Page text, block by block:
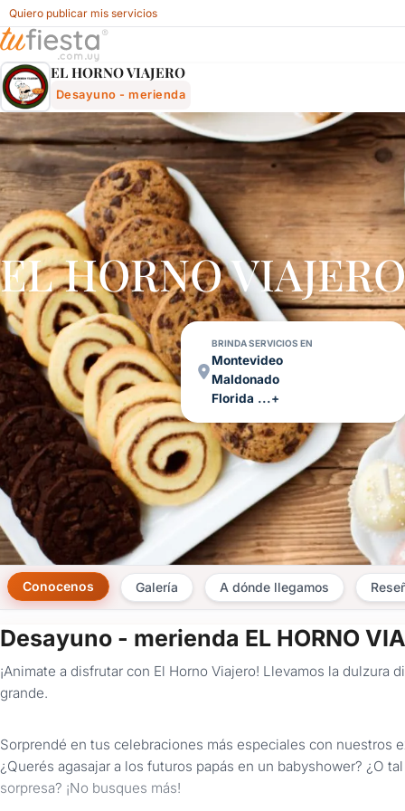
Quiero publicar mis servicios
El Horno Viajero - Desayuno - Merienda Para Fiestas Y
EL HORNO VIAJERO
Desayuno - merienda
EL HORNO
BRINDA SERVICIOS EN
Montevideo
Maldonado
Florida ...+
Conocenos Galería A dónde llegamos
Desayuno - merienda EL HORNO
¡Animate a disfrutar con El Horno Viajero! Llevamos la dulzura
grande.
Sorprendé en tus celebraciones más especiales con nuestros
¿Querés agasajar a los futuros papás en un babyshower? ¿O
sorpresa? ¡No busques más!